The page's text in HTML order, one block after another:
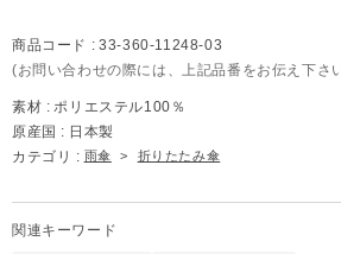
商品コード : 33-360-11248-03
(お問い合わせの際には、上記品番をお伝え下さ
素材 : ポリエステル100％
原産国 : 日本製
カテゴリ : 雨傘 > 折りたたみ傘
関連キーワード